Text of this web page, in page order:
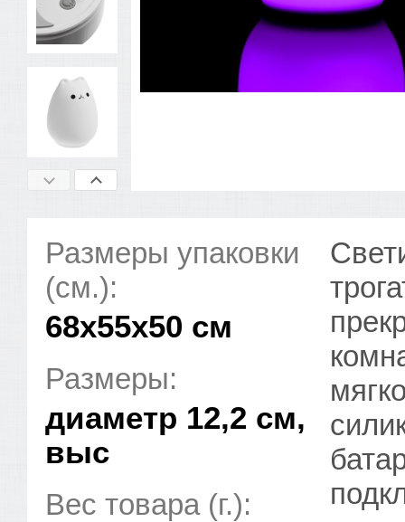
Размеры упаковки
(см.):
68x55x50 см
Размеры:
диаметр 12,2 см,
выс
Вес товара (г.):